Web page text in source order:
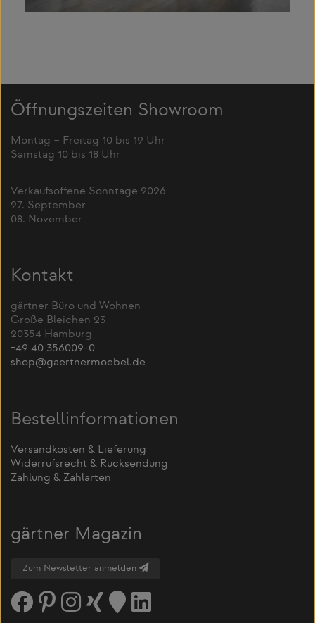
Öffnungszeiten Showroom
Montag – Freitag 10 bis 19 Uhr
Samstag 10 bis 18 Uhr
Verkaufsoffene Sonntage 2026
27. September
08. November
Kontakt
gärtner Büro und Wohnen
Große Bleichen 23
20354 Hamburg
+49 40 356009-0
shop@gaertnermoebel.de
Bestellinformationen
Versandkosten & Lieferung
Widerrufsrecht & Rücksendung
Zahlung & Zahlarten
gärtner Magazin
Zum Newsletter anmelden